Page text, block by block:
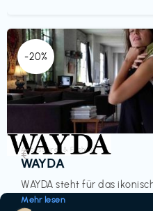
-20%
Accessoires & Fashion
WAYDA
WAYDA steht für das
Mehr lesen
€‎